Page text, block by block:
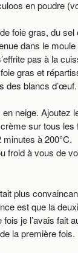
en poudre
foie gras, du sel
dans le
pas à la
gras et
des blancs
neige. Ajoutez
sur tous
à 200°C.
froid à vous de
plus
est que la
je l’avais fait
la première fois.